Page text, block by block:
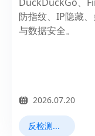
DuckDuckGo、
防指纹、IP隐藏
与数据安全。
2026.07.20
反检测浏览器